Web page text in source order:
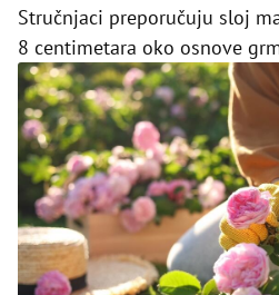
Stručnjaci preporučuju sloj
8 centimetara oko osnove